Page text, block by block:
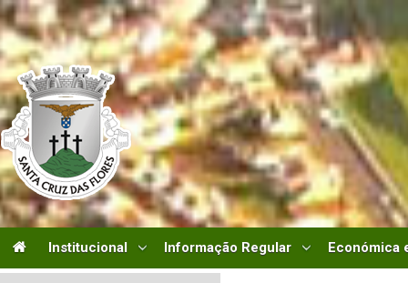
Institucional Informação Regular Económica